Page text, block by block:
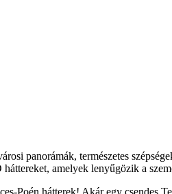
panorámák, természetes
amelyek lenyűgözik a
Poén hátterek! Akár egy csendes